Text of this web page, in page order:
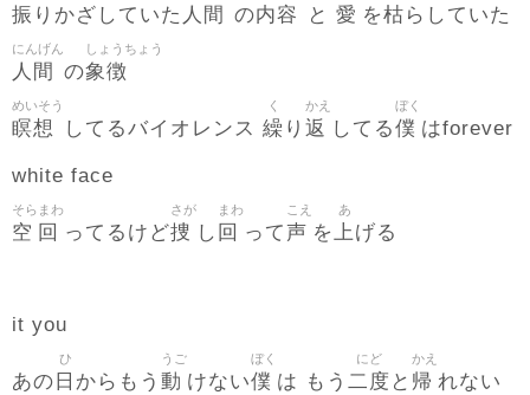
振 りかざしていた 人間 の内容 と 愛 を枯 らしていた
人間
にんげん
の象徴
しょうちょう
瞑想
めいそう
してるバイオレンス 繰
く
り 返
かえ
してる僕
ぼく
はforever
white face
空
そら
回
まわ
ってるけど捜
さが
し 回
まわ
って声
こえ
を 上
あ
げる
it you
あの 日
ひ
からもう 動
うご
けない僕
ぼく
は もう 二度
にど
と 帰
かえ
れない